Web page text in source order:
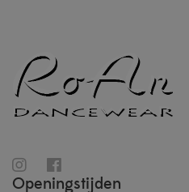
Openingstijden